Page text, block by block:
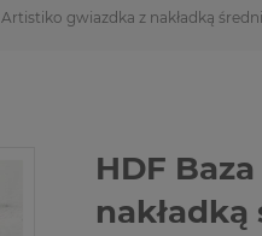
gwiazdka z nakładką
HDF